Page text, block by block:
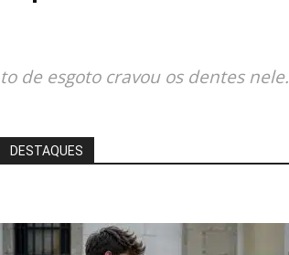
de esgoto cravou os dentes nele.
DESTAQUES